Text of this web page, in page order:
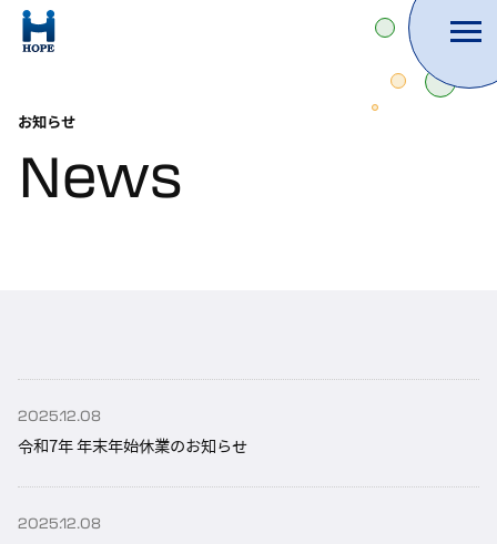
TOP
会社概要
お知らせ
News
2025.12.08
令和7年 年末年始休業のお知らせ
2025.12.08